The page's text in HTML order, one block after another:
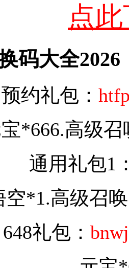
点
码大全2026
预约礼包：
*666.高级
通用礼包1
空*1.高级召
648礼包：